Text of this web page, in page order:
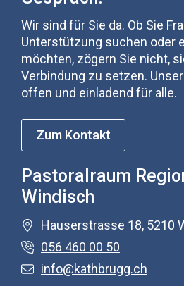
Wir sind für Sie da. Ob Sie
Unterstützung suchen oder
möchten, zögern Sie nicht,
Verbindung zu setzen.
offen und einladend für alle.
Zum Kontakt
Pastoralraum
Windisch
Hauserstrasse 18, 5210
056 460 00 50
info@kathbrugg.ch